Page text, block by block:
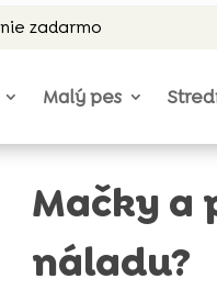
zadarmo
Malý pes
Mačky a
náladu?